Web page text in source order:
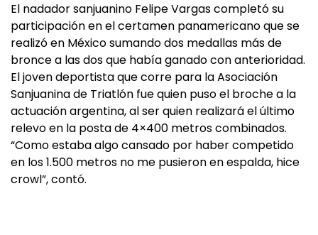
El nadador sanjuanino Felipe Vargas completó su
participación en el certamen panamericano que se
realizó en México sumando dos medallas más de
bronce a las dos que había ganado con anterioridad.
El joven deportista que corre para la Asociación
Sanjuanina de Triatlón fue quien puso el broche a la
actuación argentina, al ser quien realizará el último
relevo en la posta de 4×400 metros combinados.
“Como estaba algo cansado por haber competido
en los 1.500 metros no me pusieron en espalda, hice
crowl”, contó.